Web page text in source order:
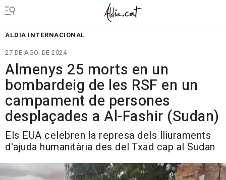
ALDIA INTERNACIONAL
27 DE AGO. DE 2024
Almenys 25 morts en un
bombardeig de les RSF en un
campament de persones
desplaçades a Al-Fashir (Sudan)
Els EUA celebren la represa dels lliuraments
d'ajuda humanitària des del Txad cap al Sudan